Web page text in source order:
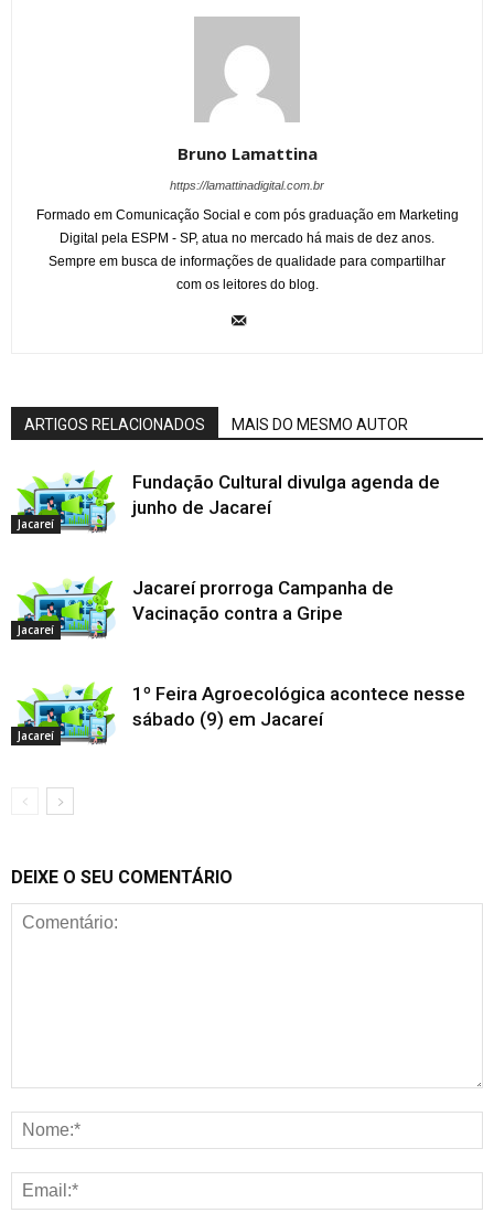
Bruno Lamattina
https://lamattinadigital.com.br
Formado em Comunicação Social e com pós graduação em Marketing
Digital pela ESPM - SP, atua no mercado há mais de dez anos.
Sempre em busca de informações de qualidade para compartilhar
com os leitores do blog.
ARTIGOS RELACIONADOS MAIS DO MESMO AUTOR
Jacareí
Fundação Cultural divulga agenda de
junho de Jacareí
Jacareí
Jacareí prorroga Campanha de
Vacinação contra a Gripe
Jacareí
1º Feira Agroecológica acontece nesse
sábado (9) em Jacareí
DEIXE O SEU COMENTÁRIO